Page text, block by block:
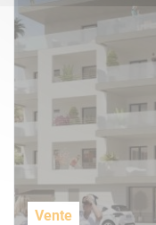
Vente